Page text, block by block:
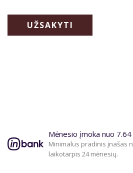
UŽSAKYTI
Mėnesio įmoka nuo
Minimalus pradinis įnašas
laikotarpis 24 mėnesių.